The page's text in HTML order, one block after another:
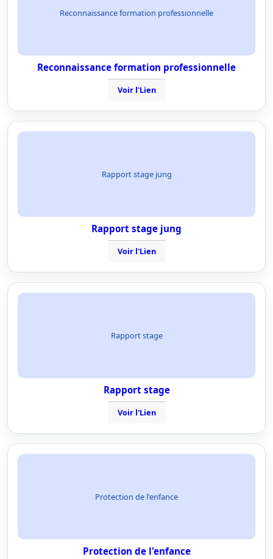
Reconnaissance formation professionnelle
Reconnaissance formation professionnelle
Voir l'Lien
Rapport stage jung
Rapport stage jung
Voir l'Lien
Rapport stage
Rapport stage
Voir l'Lien
Protection de l'enfance
Protection de l'enfance